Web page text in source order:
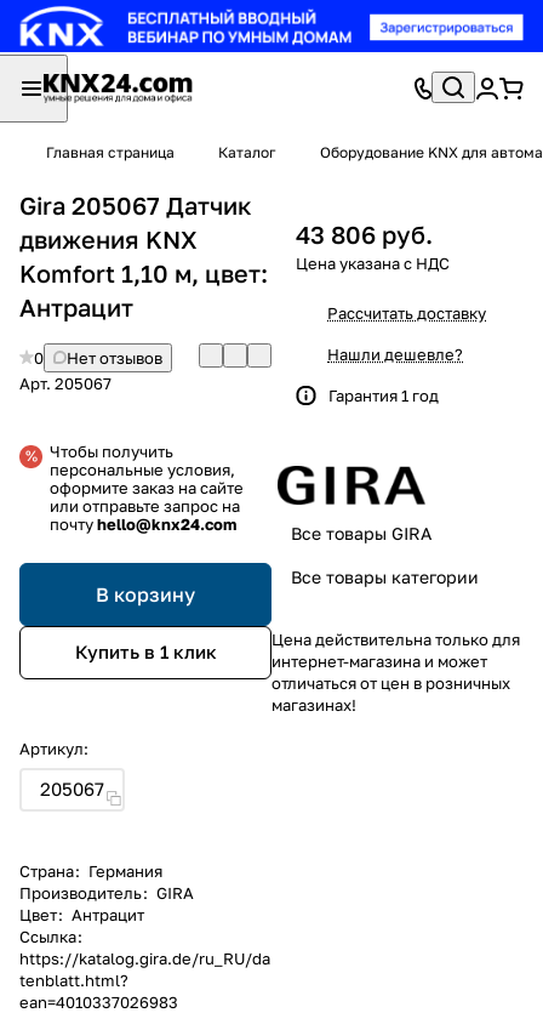
Главная страница Каталог Оборудование KNX для
Gira 205067 Датчик
движения KNX
Komfort 1,10 м, цвет:
Антрацит
0
Нет отзывов
Арт. 205067
Чтобы получить
персональные условия,
оформите заказ на сайте
или отправьте запрос на
почтуhello@knx24.com
В корзину
Купить в 1 клик
Артикул:
205067
Страна: Германия
Производитель: GIRA
Цвет: Антрацит
Ссылка:
https://katalog.gira.de/ru_RU/da
tenblatt.html?
ean=4010337026983
43 806 руб.
Рассчитать доставку
Нашли дешевле?
Гарантия 1 год
Все товары GIRA
Все товары категории
Цена действительна только для
интернет-магазина и может
отличаться от цен в розничных
магазинах!